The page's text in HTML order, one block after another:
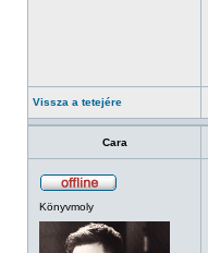
Vissza a tetejére
Cara
Könyvmoly